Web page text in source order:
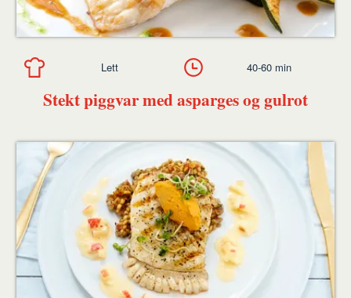
Stekt piggvar med asparges og gulrot
Lett 40-60 min